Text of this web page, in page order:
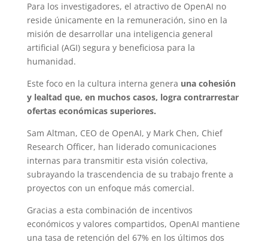
Para los investigadores, el atractivo de OpenAI no
reside únicamente en la remuneración, sino en la
misión de desarrollar una inteligencia general
artificial (AGI) segura y beneficiosa para la
humanidad.
Este foco en la cultura interna genera una cohesión
y lealtad que, en muchos casos, logra contrarrestar
ofertas económicas superiores.
Sam Altman, CEO de OpenAI, y Mark Chen, Chief
Research Officer, han liderado comunicaciones
internas para transmitir esta visión colectiva,
subrayando la trascendencia de su trabajo frente a
proyectos con un enfoque más comercial.
Gracias a esta combinación de incentivos
económicos y valores compartidos, OpenAI mantiene
una tasa de retención del 67% en los últimos dos